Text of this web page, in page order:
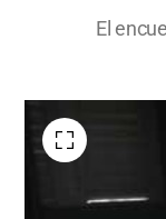
El